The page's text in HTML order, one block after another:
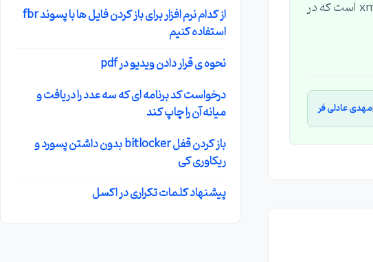
است. توی اندروید استودیو می تونید به زبان جاوا و کتلین برنامه بنویسید. البته بیشتر طراحی های ظاهری با xml است که در
مهدی عادلی فر
از کدام نرم افزار برای باز کردن فایل ها با پسوند fbr
استفاده کنیم
نحوه ی قرار دادن ویدیو در pdf
درخواست کد برنامه ای که سه عدد را دریافت و
میانه آن را چاپ کند
باز کردن قفل bitlocker بدون داشتن پسورد و
ریکاوری کی
پیشنهاد کلمات تکراری در اکسل